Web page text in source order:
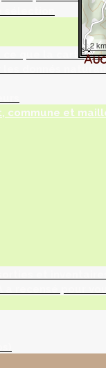
ce que la
commune et
2 km